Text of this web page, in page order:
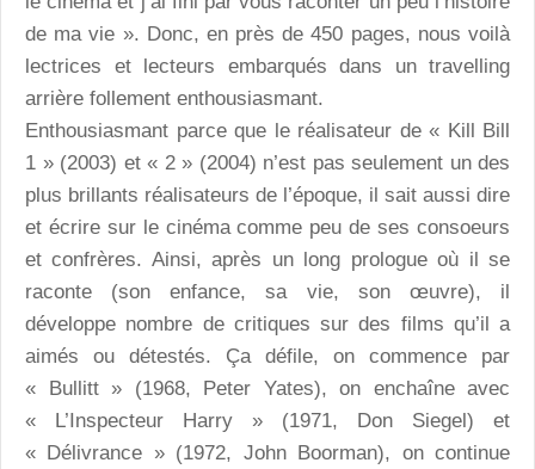
de ma vie ». Donc, en près de 450 pages, nous voilà
lectrices et lecteurs embarqués dans un travelling
arrière follement enthousiasmant.
Enthousiasmant parce que le réalisateur de « Kill Bill
1 » (2003) et « 2 » (2004) n’est pas seulement un des
plus brillants réalisateurs de l’époque, il sait aussi dire
et écrire sur le cinéma comme peu de ses consoeurs
et confrères. Ainsi, après un long prologue où il se
raconte (son enfance, sa vie, son œuvre), il
développe nombre de critiques sur des films qu’il a
aimés ou détestés. Ça défile, on commence par
« Bullitt » (1968, Peter Yates), on enchaîne avec
« L’Inspecteur Harry » (1971, Don Siegel) et
« Délivrance » (1972, John Boorman), on continue